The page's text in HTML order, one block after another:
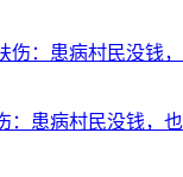
：患病村民没钱，